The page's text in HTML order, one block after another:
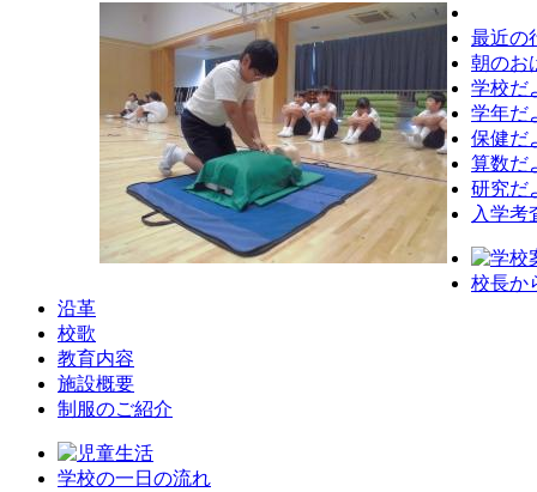
最近の
朝のお
学校だ
学年だ
保健だ
算数だ
研究だ
入学考
校長か
沿革
校歌
教育内容
施設概要
制服のご紹介
学校の一日の流れ